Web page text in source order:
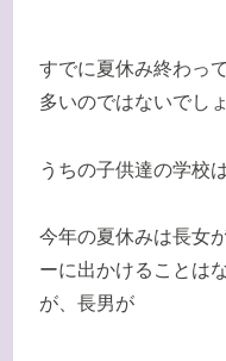
すでに夏休み終わっ
多いのではないでし
うちの子供達の学校
今年の夏休みは長女
ーに出かけることは
が、長男が